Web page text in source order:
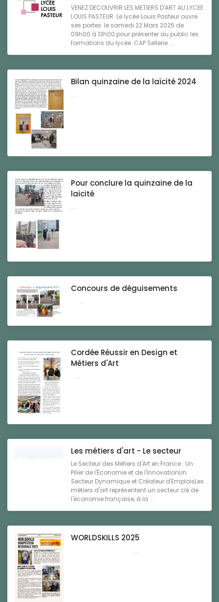
VENEZ DECOUVRIR LES METIERS D'ART AU LYCEE
LOUIS PASTEUR Le lycée Louis Pasteur ouvre
ses portes le samedi 22 Mars 2025 de
09h00 à 13h00 pour présenter au public les
formations du lycée :CAP Sellerie ...
Bilan quinzaine de la laïcité 2024
...
Pour conclure la quinzaine de la
laïcité
...
Concours de déguisements
...
Cordée Réussir en Design et
Métiers d'Art
...
Les métiers d'art - Le secteur
Le Secteur des Métiers d'Art en France : Un
Pilier de l'Économie et de l'InnovationUn
Secteur Dynamique et Créateur d'EmploisLes
métiers d'art représentent un secteur clé de
l'économie française, à la ...
WORLDSKILLS 2025
...